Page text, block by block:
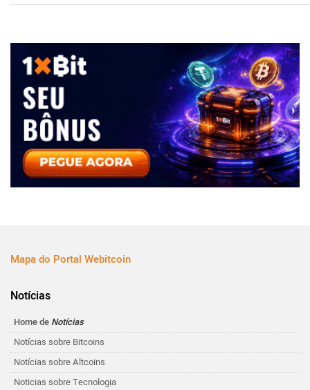
Mapa do Portal Webitcoin
Notícias
Home de Notícias
Notícias sobre Bitcoins
Notícias sobre Altcoins
Noticias sobre Tecnologia